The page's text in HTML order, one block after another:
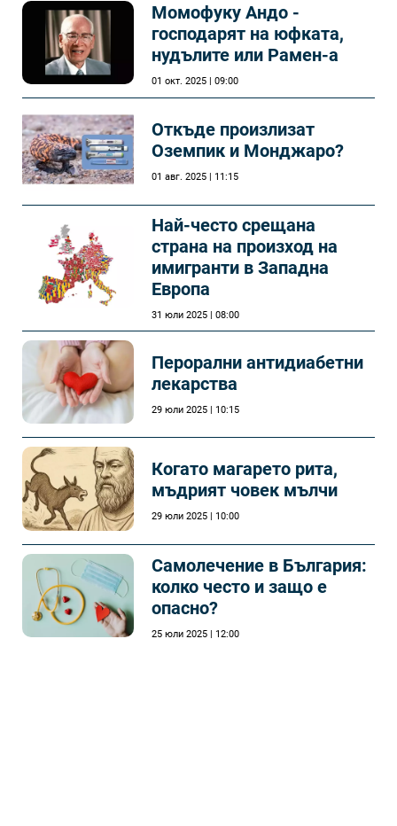
Момофуку Андо -
господарят на юфката,
нудълите или Рамен-а
01 окт. 2025 | 09:00
Откъде произлизат
Оземпик и Монджаро?
01 авг. 2025 | 11:15
Най-често срещана
страна на произход на
имигранти в Западна
Европа
31 юли 2025 | 08:00
Перорални антидиабетни
лекарства
29 юли 2025 | 10:15
Когато магарето рита,
мъдрият човек мълчи
29 юли 2025 | 10:00
Самолечeние в България:
колко често и защо е
опасно?
25 юли 2025 | 12:00